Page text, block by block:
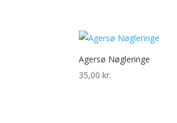
Agersø Nøgleringe
35,00kr.